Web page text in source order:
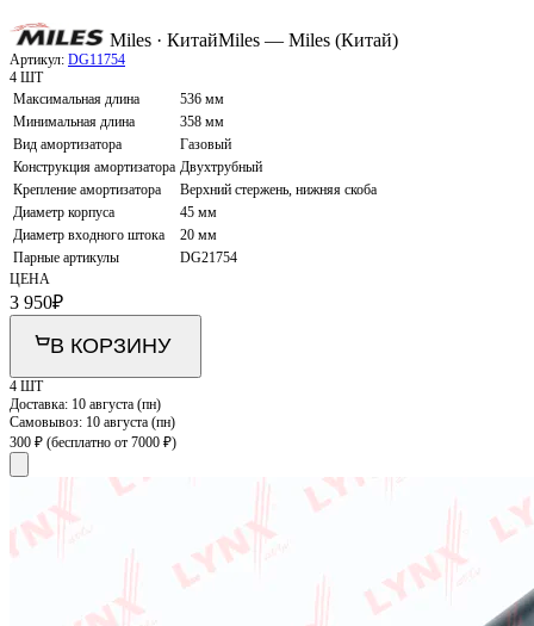
Miles · КитайMiles — Miles (Китай)
Артикул: DG11754
4 ШТ
Максимальная длина
536 мм
Минимальная длина
358 мм
Вид амортизатора
Газовый
Конструкция амортизатора Двухтрубный
Крепление амортизатора
Верхний стержень, нижняя скоба
Диаметр корпуса
45 мм
Диаметр входного штока
20 мм
Парные артикулы
DG21754
ЦЕНА
3 950₽
В КОРЗИНУ
4 ШТ
Доставка: 10 августа (пн)
Самовывоз: 10 августа (пн)
300 ₽ (бесплатно от 7000 ₽)